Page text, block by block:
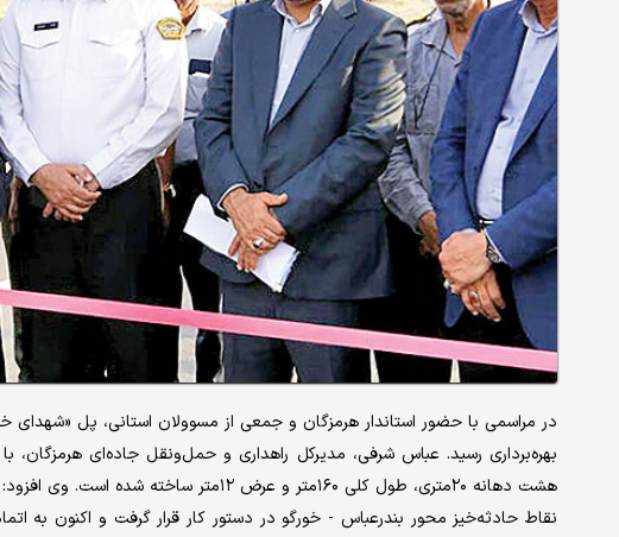
در مراسمی با حضور استاندار هرمزگان و جمعی از مسوولان استانی، پل
بهره‌برداری رسید. عباس شرفی، مدیرکل راهداری و حمل‌ونقل جاده‌ای
هشت دهانه ۲۰متری، طول کلی ۱۶۰متر و عرض
نقاط حادثه‌خیز محور بندرعباس - خورگو در دستور کار قرار گرفت و اکنون به